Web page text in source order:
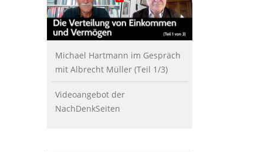
Michael Hartmann im Gespräch
mit Albrecht Müller (Teil 1/3)
Videoangebot der
NachDenkSeiten